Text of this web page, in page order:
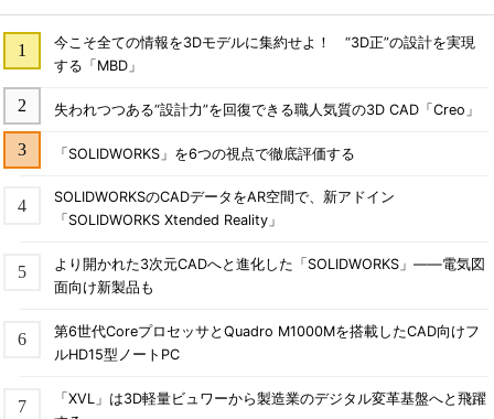
今こそ全ての情報を3Dモデルに集約せよ！ “3D正”の設計を実現
する「MBD」
失われつつある“設計力”を回復できる職人気質の3D CAD「Creo」
「SOLIDWORKS」を6つの視点で徹底評価する
SOLIDWORKSのCADデータをAR空間で、新アドイン
「SOLIDWORKS Xtended Reality」
より開かれた3次元CADへと進化した「SOLIDWORKS」――電気図
面向け新製品も
第6世代CoreプロセッサとQuadro M1000Mを搭載したCAD向けフ
ルHD15型ノートPC
「XVL」は3D軽量ビュワーから製造業のデジタル変革基盤へと飛躍